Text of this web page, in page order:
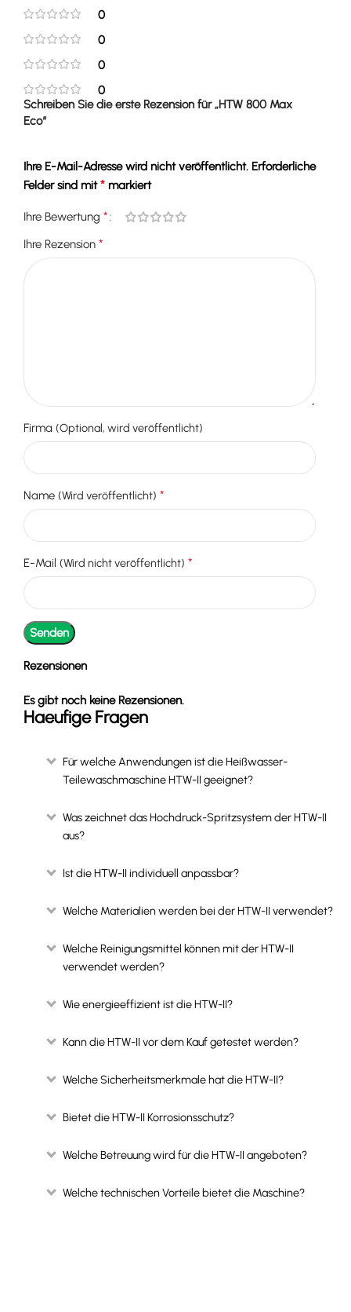
0
0
0
0
Rezensionen
Es gibt noch keine Rezensionen.
Schreiben Sie die erste Rezension für „HTW 800 Max
Eco“
Ihre E-Mail-Adresse wird nicht veröffentlicht. Erforderliche
Felder sind mit* markiert
Ihre Bewertung *
Ihre Rezension *
Firma (Optional, wird veröffentlicht)
Name (Wird veröffentlicht) *
E-Mail (Wird nicht veröffentlicht) *
Haeufige Fragen
Für welche Anwendungen ist die Heißwasser-
Teilewaschmaschine HTW-II geeignet?
Was zeichnet das Hochdruck-Spritzsystem der HTW-II
aus?
Ist die HTW-II individuell anpassbar?
Welche Materialien werden bei der HTW-II verwendet?
Welche Reinigungsmittel können mit der HTW-II
verwendet werden?
Wie energieeffizient ist die HTW-II?
Kann die HTW-II vor dem Kauf getestet werden?
Welche Sicherheitsmerkmale hat die HTW-II?
Bietet die HTW-II Korrosionsschutz?
Welche Betreuung wird für die HTW-II angeboten?
Welche technischen Vorteile bietet die Maschine?